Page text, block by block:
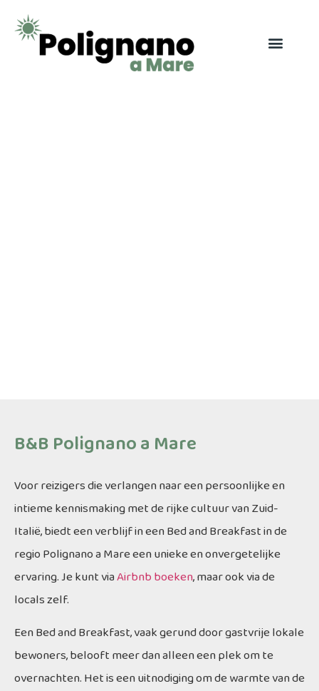
B&B Polignano a Mare
Voor reizigers die verlangen naar een persoonlijke en
intieme kennismaking met de rijke cultuur van Zuid-
Italië, biedt een verblijf in een Bed and Breakfast in de
regio Polignano a Mare een unieke en onvergetelijke
ervaring. Je kunt viaAirbnb boeken, maar ook via de
locals zelf.
Een Bed and Breakfast, vaak gerund door gastvrije lokale
bewoners, belooft meer dan alleen een plek om te
overnachten. Het is een uitnodiging om de warmte van de